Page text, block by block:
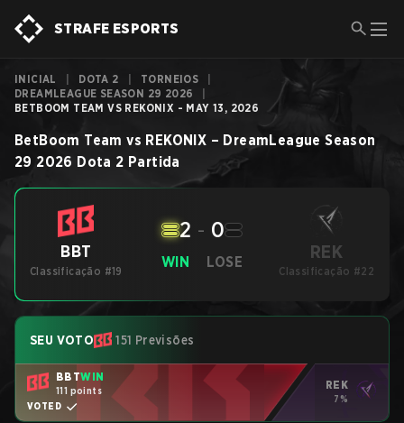
STRAFE ESPORTS
INICIAL DOTA 2 TORNEIOS
DREAMLEAGUE SEASON 29 2026
BETBOOM TEAM VS REKONIX - MAY 13, 2026
BetBoom Team vs REKONIX – DreamLeague Season
29 2026 Dota 2 Partida
BBT
Classificação #19
WIN
2 - 0
LOSE REK
Classificação #22
SEU VOTO 151 Previsões
BBTWIN
111 points
VOTED
REK
7%